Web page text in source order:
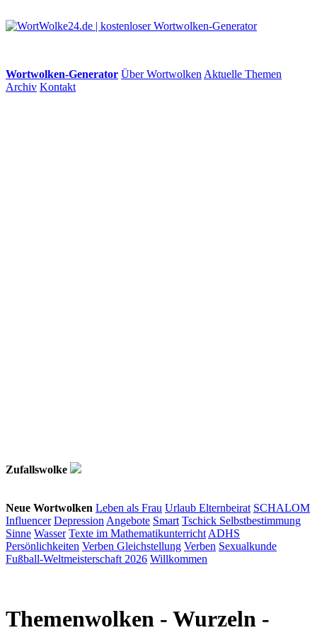
Wortwolken-Generator Über Wortwolken Aktuelle Themen
Archiv Kontakt
Zufallswolke
Neue Wortwolken Leben als Frau Urlaub Elternbeirat SCHALOM
Influencer Depression Angebote Smart Tschick Selbstbestimmung
Sinne Wasser Texte im Mathematikunterricht ADHS
Persönlichkeiten Verben Gleichstellung Verben Sexualkunde
Fußball-Weltmeisterschaft 2026 Willkommen
Themenwolken - Wurzeln -